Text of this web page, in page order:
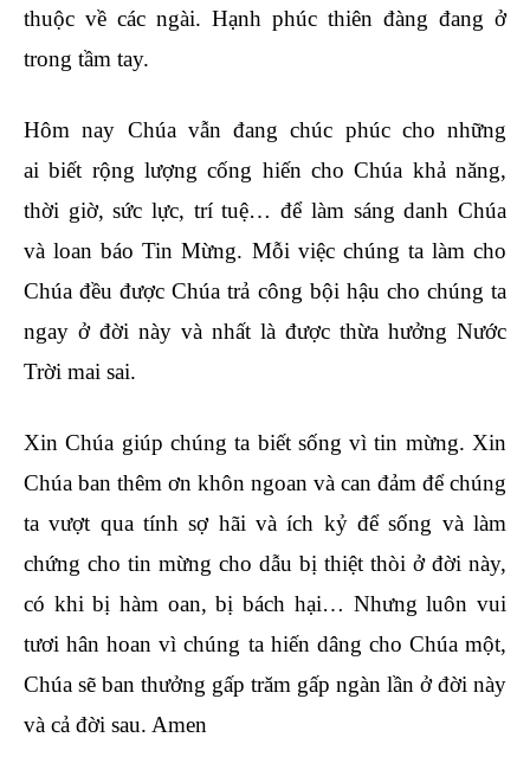
thuộc về các ngài. Hạnh phúc thiên đàng đang ở
trong tầm tay.
Hôm nay Chúa vẫn đang chúc phúc cho những
ai biết rộng lượng cống hiến cho Chúa khả năng,
thời giờ, sức lực, trí tuệ… để làm sáng danh Chúa
và loan báo Tin Mừng. Mỗi việc chúng ta làm cho
Chúa đều được Chúa trả công bội hậu cho chúng ta
ngay ở đời này và nhất là được thừa hưởng Nước
Trời mai sai.
Xin Chúa giúp chúng ta biết sống vì tin mừng. Xin
Chúa ban thêm ơn khôn ngoan và can đảm để chúng
ta vượt qua tính sợ hãi và ích kỷ để sống và làm
chứng cho tin mừng cho dẫu bị thiệt thòi ở đời này,
có khi bị hàm oan, bị bách hại… Nhưng luôn vui
tươi hân hoan vì chúng ta hiến dâng cho Chúa một,
Chúa sẽ ban thưởng gấp trăm gấp ngàn lần ở đời này
và cả đời sau. Amen